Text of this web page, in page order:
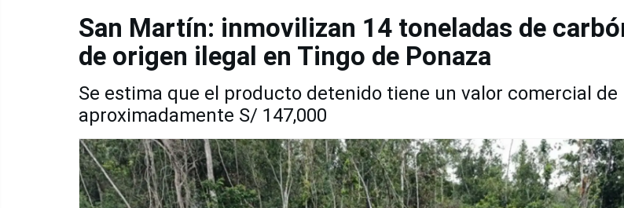
San Martín: inmovilizan 14 toneladas de
de origen ilegal en Tingo de Ponaza
Se estima que el producto detenido tiene un valor comercial de
aproximadamente S/ 147,000